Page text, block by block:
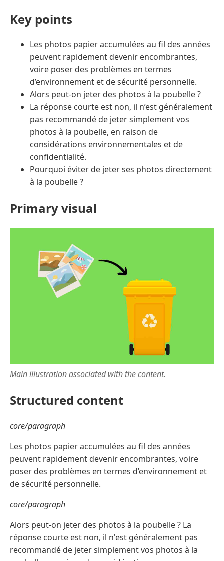
Key points
Les photos papier accumulées au fil des années
peuvent rapidement devenir encombrantes,
voire poser des problèmes en termes
d’environnement et de sécurité personnelle.
Alors peut-on jeter des photos à la poubelle ?
La réponse courte est non, il n’est généralement
pas recommandé de jeter simplement vos
photos à la poubelle, en raison de
considérations environnementales et de
confidentialité.
Pourquoi éviter de jeter ses photos directement
à la poubelle ?
Primary visual
Main illustration associated with the content.
Structured content
core/paragraph
Les photos papier accumulées au fil des années
peuvent rapidement devenir encombrantes, voire
poser des problèmes en termes d’environnement et
de sécurité personnelle.
core/paragraph
Alors peut-on jeter des photos à la poubelle ? La
réponse courte est non, il n'est généralement pas
recommandé de jeter simplement vos photos à la